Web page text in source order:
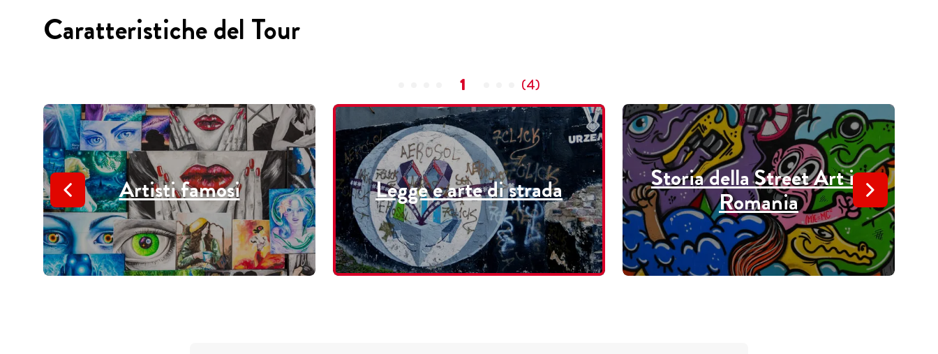
Caratteristiche del Tour
1 (4)
Artisti famosi Legge e arte di strada Storia della Street Art in
Romania